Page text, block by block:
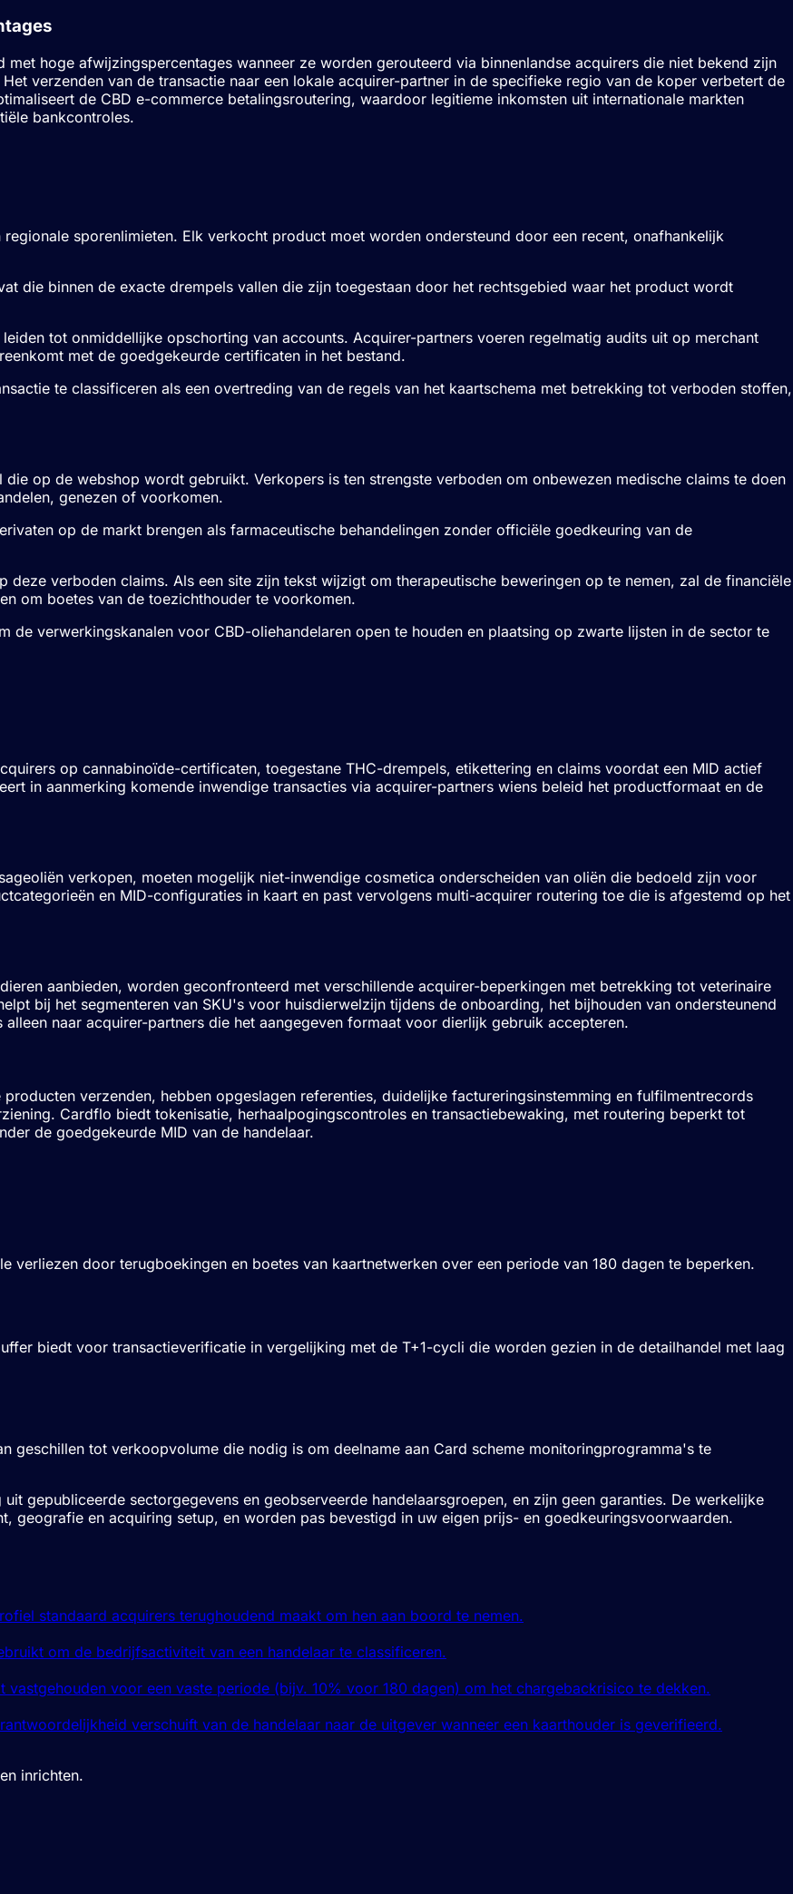
hoge afwijzingspercentages wanneer ze worden gerouteerd via binnenlandse acquirers die niet bekend zijn
verzenden van de transactie naar een lokale acquirer-partner in de specifieke regio van de koper verbetert de
de CBD e-commerce betalingsroutering, waardoor legitieme inkomsten uit internationale markten
bankcontroles.
sporenlimieten. Elk verkocht product moet worden ondersteund door een recent, onafhankelijk
die binnen de exacte drempels vallen die zijn toegestaan door het rechtsgebied waar het product wordt
tot onmiddellijke opschorting van accounts. Acquirer-partners voeren regelmatig audits uit op merchant
met de goedgekeurde certificaten in het bestand.
te classificeren als een overtreding van de regels van het kaartschema met betrekking tot verboden stoffen,
op de webshop wordt gebruikt. Verkopers is ten strengste verboden om onbewezen medische claims te doen
genezen of voorkomen.
op de markt brengen als farmaceutische behandelingen zonder officiële goedkeuring van de
verboden claims. Als een site zijn tekst wijzigt om therapeutische beweringen op te nemen, zal de financiële
om boetes van de toezichthouder te voorkomen.
de verwerkingskanalen voor CBD-oliehandelaren open te houden en plaatsing op zwarte lijsten in de sector te
op cannabinoïde-certificaten, toegestane THC-drempels, etikettering en claims voordat een MID actief
in aanmerking komende inwendige transacties via acquirer-partners wiens beleid het productformaat en de
verkopen, moeten mogelijk niet-inwendige cosmetica onderscheiden van oliën die bedoeld zijn voor
en MID-configuraties in kaart en past vervolgens multi-acquirer routering toe die is afgestemd op het
aanbieden, worden geconfronteerd met verschillende acquirer-beperkingen met betrekking tot veterinaire
bij het segmenteren van SKU's voor huisdierwelzijn tijdens de onboarding, het bijhouden van ondersteunend
naar acquirer-partners die het aangegeven formaat voor dierlijk gebruik accepteren.
verzenden, hebben opgeslagen referenties, duidelijke factureringsinstemming en fulfilmentrecords
Cardflo biedt tokenisatie, herhaalpogingscontroles en transactiebewaking, met routering beperkt tot
de goedgekeurde MID van de handelaar.
verliezen door terugboekingen en boetes van kaartnetwerken over een periode van 180 dagen te beperken.
biedt voor transactieverificatie in vergelijking met de T+1-cycli die worden gezien in de detailhandel met laag
geschillen tot verkoopvolume die nodig is om deelname aan Card scheme monitoringprogramma's te
gepubliceerde sectorgegevens en geobserveerde handelaarsgroepen, en zijn geen garanties. De werkelijke
geografie en acquiring setup, en worden pas bevestigd in uw eigen prijs- en goedkeuringsvoorwaarden.
standaard acquirers terughoudend maakt om hen aan boord te nemen.
om de bedrijfsactiviteit van een handelaar te classificeren.
voor een vaste periode (bijv. 10% voor 180 dagen) om het chargebackrisico te dekken.
verschuift van de handelaar naar de uitgever wanneer een kaarthouder is geverifieerd.
inrichten.